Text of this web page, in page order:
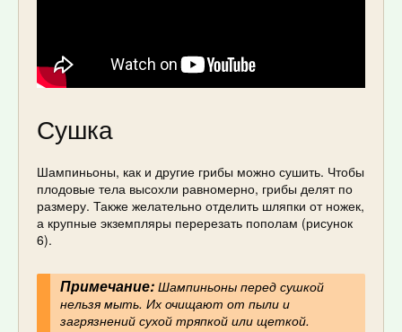
Сушка
Шампиньоны, как и другие грибы можно сушить. Чтобы
плодовые тела высохли равномерно, грибы делят по
размеру. Также желательно отделить шляпки от ножек,
а крупные экземпляры перерезать пополам (рисунок
6).
Примечание:Шампиньоны перед сушкой
нельзя мыть. Их очищают от пыли и
загрязнений сухой тряпкой или щеткой.